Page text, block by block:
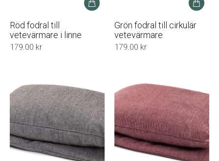
Röd fodral till
vetevärmare i linne
179.00 kr
Grön fodral till cirkulär
vetevärmare
179.00 kr